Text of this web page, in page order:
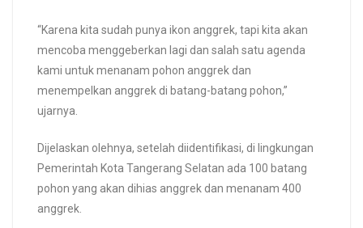
“Karena kita sudah punya ikon anggrek, tapi kita akan
mencoba menggeberkan lagi dan salah satu agenda
kami untuk menanam pohon anggrek dan
menempelkan anggrek di batang-batang pohon,”
ujarnya.
Dijelaskan olehnya, setelah diidentifikasi, di lingkungan
Pemerintah Kota Tangerang Selatan ada 100 batang
pohon yang akan dihias anggrek dan menanam 400
anggrek.